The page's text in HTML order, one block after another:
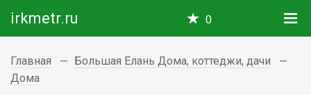
irkmetr.ru 0
Главная
Большая Елань Дома, коттеджи, дачи
Дома